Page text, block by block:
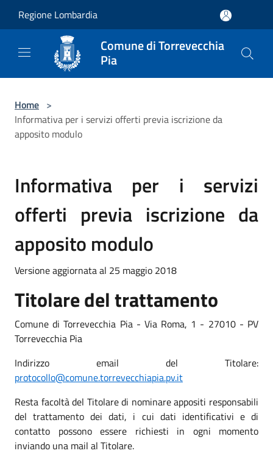
Regione Lombardia
Comune di Torrevecchia
Pia
Home >
Informativa per i servizi offerti previa iscrizione da
apposito modulo
Informativa per i servizi
offerti previa iscrizione da
apposito modulo
Versione aggiornata al 25 maggio 2018
Titolare del trattamento
Comune di Torrevecchia Pia - Via Roma, 1 - 27010 - PV
Torrevecchia Pia
Indirizzo email del Titolare:
protocollo@comune.torrevecchiapia.pv.it
Resta facoltà del Titolare di nominare appositi responsabili
del trattamento dei dati, i cui dati identificativi e di
contatto possono essere richiesti in ogni momento
inviando una mail al Titolare.